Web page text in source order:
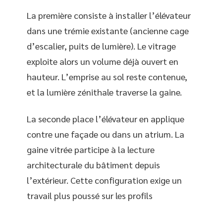
La première consiste à installer l’élévateur
dans une trémie existante (ancienne cage
d’escalier, puits de lumière). Le vitrage
exploite alors un volume déjà ouvert en
hauteur. L’emprise au sol reste contenue,
et la lumière zénithale traverse la gaine.
La seconde place l’élévateur en applique
contre une façade ou dans un atrium. La
gaine vitrée participe à la lecture
architecturale du bâtiment depuis
l’extérieur. Cette configuration exige un
travail plus poussé sur les profils